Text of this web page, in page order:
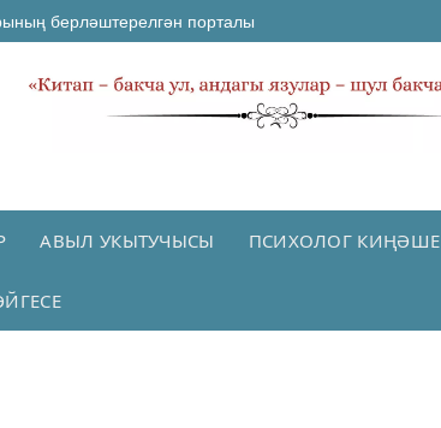
берләштерелгән порталы
АВЫЛ УКЫТУЧЫСЫ ПСИХОЛОГ КИҢӘШЕ